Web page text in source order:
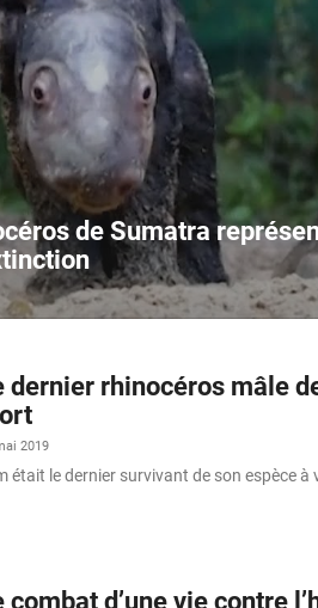
de Sumatra
dernier rhinocéros mâle
2019
était le dernier survivant de son espèce
combat d’une vie contre